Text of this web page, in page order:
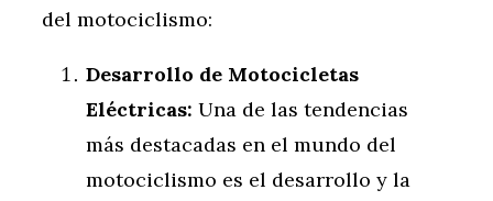
del motociclismo:
Desarrollo de Motocicletas
Eléctricas: Una de las tendencias
más destacadas en el mundo del
motociclismo es el desarrollo y la